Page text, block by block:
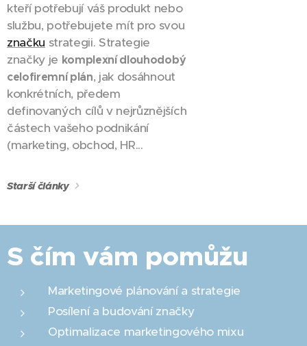
kteří potřebují váš produkt nebo
službu, potřebujete mít pro svou
značku strategii. Strategie
značky je komplexní dlouhodobý
celofiremní plán, jak dosáhnout
konkrétních, předem
definovaných cílů v nejrůznějších
částech vašeho podnikání
(marketing, obchod, HR...
Starší články
S čím vám pomůžu
Marketingové plánování a strategie
Posílení a budování značky
Optimalizace marketingového mixu